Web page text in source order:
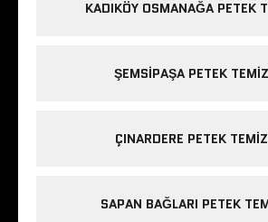
KADIKÖY OSMANAĞA PETEK
ŞEMSIPAŞA PETEK
ÇINARDERE PETEK
SAPAN BAĞLARI PETEK